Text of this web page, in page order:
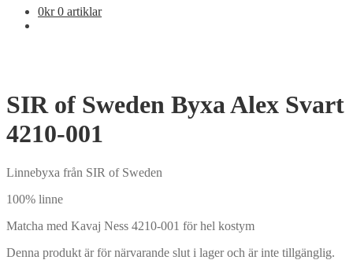
0kr 0 artiklar
SIR of Sweden Byxa Alex Svart
4210-001
Linnebyxa från SIR of Sweden
100% linne
Matcha med Kavaj Ness 4210-001 för hel kostym
Denna produkt är för närvarande slut i lager och är inte tillgänglig.